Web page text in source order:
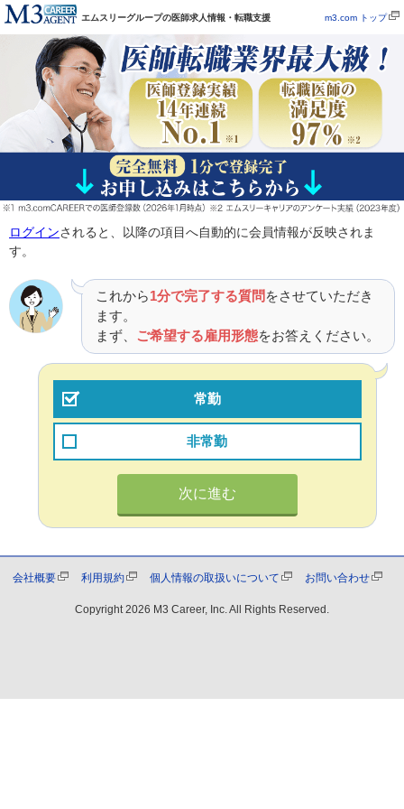
エムスリーグループの医師求人情報・転職支援 m3.com トップ
ログインされると、以降の項目へ自動的に会員情報が反映されま
す。
これから1分で完了する質問 をさせていただき
ます。
まず、 ご希望する雇用形態をお答えください。
常勤
非常勤
次に進む
Copyright2026 M3 Career, Inc. All Rights Reserved.
会社概要 利用規約 個人情報の取扱いについて お問い合わせ